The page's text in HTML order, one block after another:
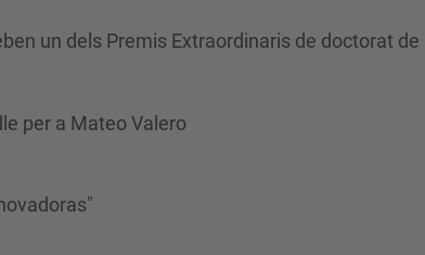
un dels Premis Extraordinaris de doctorat
per a Mateo Valero